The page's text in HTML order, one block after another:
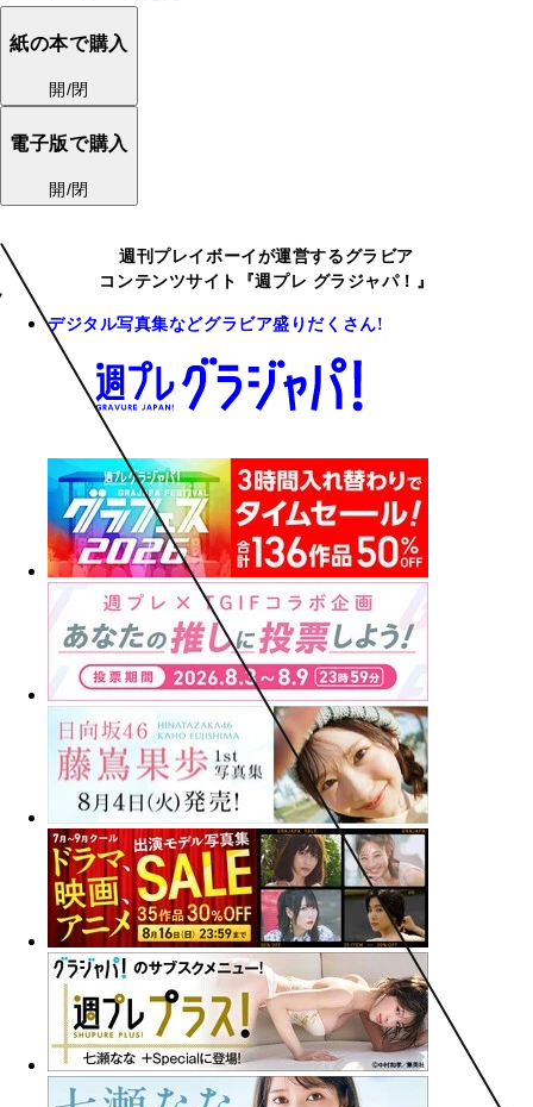
紙の本で購入
開/閉
電子版で購入
開/閉
週刊プレイボーイが運営するグラビア
コンテンツサイト『週プレ グラジャパ！』
デジタル写真集などグラビア盛りだくさん!